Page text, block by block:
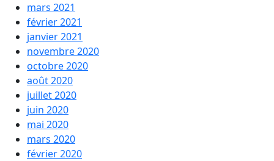
mars 2021
février 2021
janvier 2021
novembre 2020
octobre 2020
août 2020
juillet 2020
juin 2020
mai 2020
mars 2020
février 2020